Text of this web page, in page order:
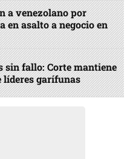
a venezolano por
en asalto a negocio en
sin fallo: Corte mantiene
líderes garífunas